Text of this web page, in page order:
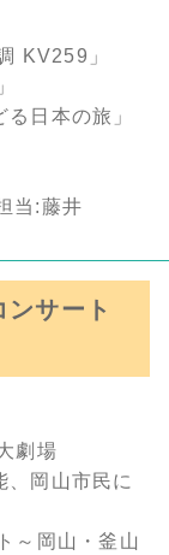
KV259」
日本の旅」
当:藤井
サート
劇場
、岡山市民に
～岡山・釜山